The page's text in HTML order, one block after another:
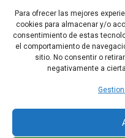
Para ofrecer las mejores
cookies para almacenar y/o
consentimiento de estas
el comportamiento de
sitio. No consentir o
negativamente a
12 Así el nombre del Señor
ustedes en él, conforme a la
Jesucristo.
Índice a Cartas de San